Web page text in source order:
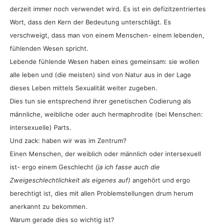
derzeit immer noch verwendet wird. Es ist ein defizitzentriertes
Wort, dass den Kern der Bedeutung unterschlägt. Es
verschweigt, dass man von einem Menschen- einem lebenden,
fühlenden Wesen spricht.
Lebende fühlende Wesen haben eines gemeinsam: sie wollen
alle leben und (die meisten) sind von Natur aus in der Lage
dieses Leben mittels Sexualität weiter zugeben.
Dies tun sie entsprechend ihrer genetischen Codierung als
männliche, weibliche oder auch hermaphrodite (bei Menschen:
intersexuelle) Parts.
Und zack: haben wir was im Zentrum?
Einen Menschen, der weiblich oder männlich oder intersexuell
ist- ergo einem Geschlecht (ja ich fasse auch die
Zweigeschlechtlichkeit als eigenes auf) angehört und ergo
berechtigt ist, dies mit allen Problemstellungen drum herum
anerkannt zu bekommen.
Warum gerade dies so wichtig ist?